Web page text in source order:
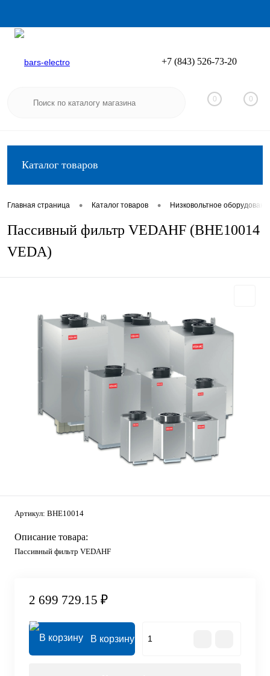
Вход
+7 (843) 526-73-20
0 0
Каталог товаров
Главная страница • Каталог товаров • Низковольтное
Пассивный фильтр VEDAHF (BHE10014
VEDA)
Артикул: BHE10014
Описание товара:
Пассивный фильтр VEDAHF
2 699 729.15 ₽
В корзину